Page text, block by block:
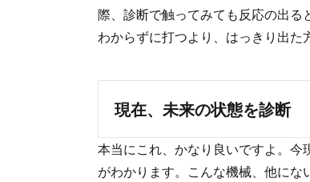
際、診断で触ってみても反応の出
わからずに打つより、はっきり出た
現在、未来の状態を診断
本当にこれ、かなり良いですよ。
がわかります。こんな機械、他に